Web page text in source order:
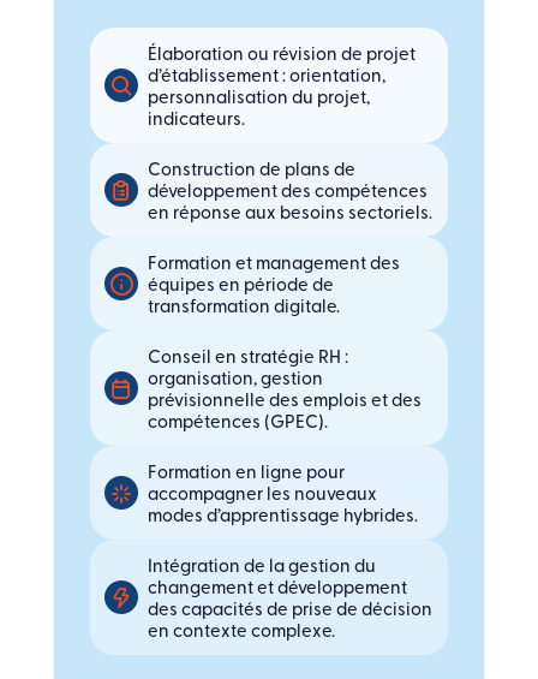
Élaboration ou révision de projet
d’établissement : orientation,
personnalisation du projet,
indicateurs.
Construction de plans de
développement des compétences
en réponse aux besoins sectoriels.
Formation et management des
équipes en période de
transformation digitale.
Conseil en stratégie RH :
organisation, gestion
prévisionnelle des emplois et des
compétences (GPEC).
Formation en ligne pour
accompagner les nouveaux
modes d’apprentissage hybrides.
Intégration de la gestion du
changement et développement
des capacités de prise de décision
en contexte complexe.